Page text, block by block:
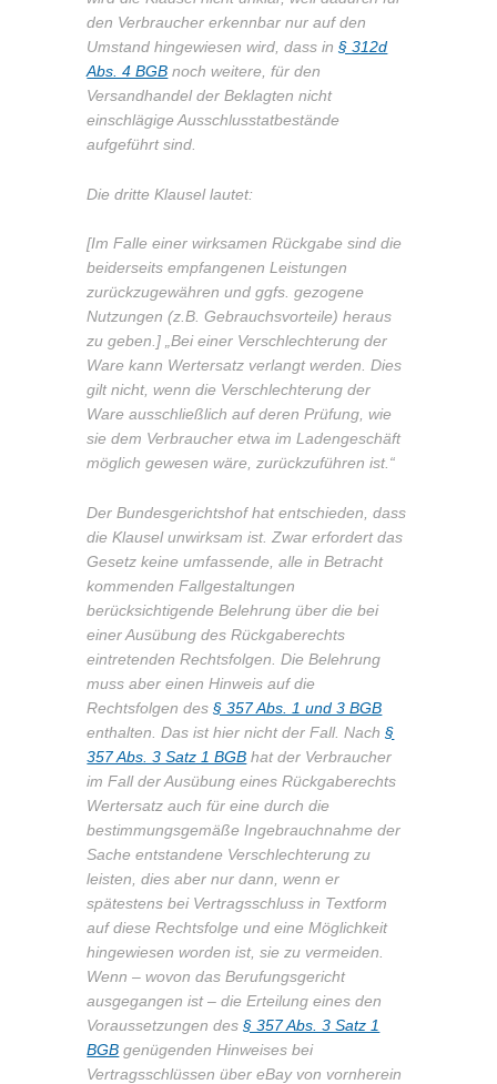
den Verbraucher erkennbar nur auf den
Umstand hingewiesen wird, dass in§ 312d
Abs. 4 BGB noch weitere, für den
Versandhandel der Beklagten nicht
einschlägige Ausschlusstatbestände
aufgeführt sind.
Die dritte Klausel lautet:
[Im Falle einer wirksamen Rückgabe sind die
beiderseits empfangenen Leistungen
zurückzugewähren und ggfs. gezogene
Nutzungen (z.B. Gebrauchsvorteile) heraus
zu geben.] „Bei einer Verschlechterung der
Ware kann Wertersatz verlangt werden. Dies
gilt nicht, wenn die Verschlechterung der
Ware ausschließlich auf deren Prüfung, wie
sie dem Verbraucher etwa im Ladengeschäft
möglich gewesen wäre, zurückzuführen ist.“
Der Bundesgerichtshof hat entschieden, dass
die Klausel unwirksam ist. Zwar erfordert das
Gesetz keine umfassende, alle in Betracht
kommenden Fallgestaltungen
berücksichtigende Belehrung über die bei
einer Ausübung des Rückgaberechts
eintretenden Rechtsfolgen. Die Belehrung
muss aber einen Hinweis auf die
Rechtsfolgen des§ 357 Abs. 1 und 3 BGB
enthalten. Das ist hier nicht der Fall. Nach§
357 Abs. 3 Satz 1 BGB hat der Verbraucher
im Fall der Ausübung eines Rückgaberechts
Wertersatz auch für eine durch die
bestimmungsgemäße Ingebrauchnahme der
Sache entstandene Verschlechterung zu
leisten, dies aber nur dann, wenn er
spätestens bei Vertragsschluss in Textform
auf diese Rechtsfolge und eine Möglichkeit
hingewiesen worden ist, sie zu vermeiden.
Wenn – wovon das Berufungsgericht
ausgegangen ist – die Erteilung eines den
Voraussetzungen des§ 357 Abs. 3 Satz 1
BGB genügenden Hinweises bei
Vertragsschlüssen über eBay von vornherein